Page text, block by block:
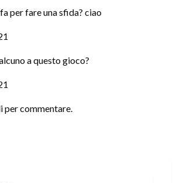
per fare una sfida? ciao
a questo gioco?
per commentare.